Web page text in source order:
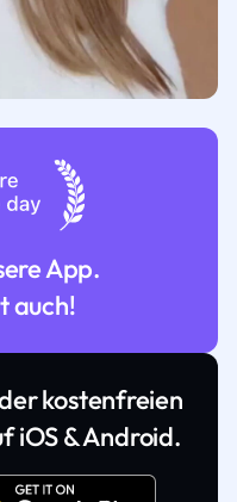
App.
auch!
kostenfreien
iOS & Android.